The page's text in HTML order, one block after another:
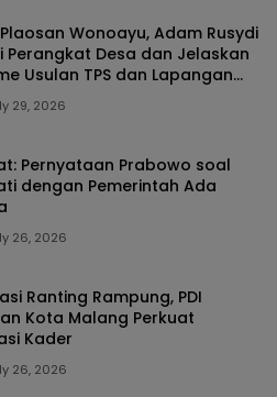
Wonoayu, Adam Rusydi
Perangkat Desa dan Jelaskan
Usulan TPS dan Lapangan
29, 2026
Pernyataan Prabowo soal
dengan Pemerintah Ada
26, 2026
Ranting Rampung, PDI
Kota Malang Perkuat
Kader
26, 2026